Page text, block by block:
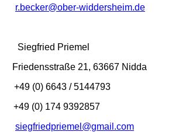
r.becker@ober-widdersheim.de
Siegfried Priemel
21, 63667 Nidda
+49 (0) 6643 / 5144793
174 9392857
siegfriedpriemel@gmail.com